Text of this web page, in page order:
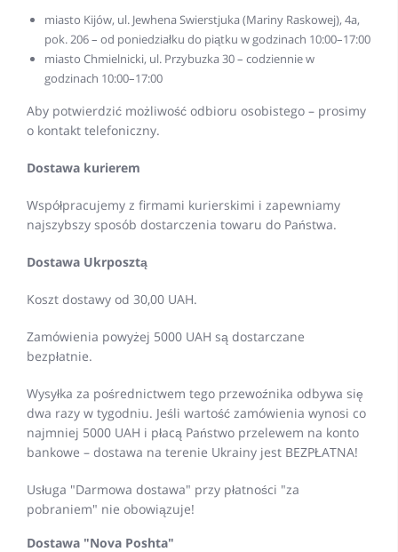
miasto Kijów, ul. Jewhena Swierstjuka (Mariny Raskowej), 4a,
pok. 206 – od poniedziałku do piątku w godzinach 10:00–17:00
miasto Chmielnicki, ul. Przybuzka 30 – codziennie w
godzinach 10:00–17:00
Aby potwierdzić możliwość odbioru osobistego – prosimy
o kontakt telefoniczny.
Dostawa kurierem
Współpracujemy z firmami kurierskimi i zapewniamy
najszybszy sposób dostarczenia towaru do Państwa.
Dostawa Ukrposztą
Koszt dostawy od 30,00 UAH.
Zamówienia powyżej 5000 UAH są dostarczane
bezpłatnie.
Wysyłka za pośrednictwem tego przewoźnika odbywa się
dwa razy w tygodniu. Jeśli wartość zamówienia wynosi co
najmniej 5000 UAH i płacą Państwo przelewem na konto
bankowe – dostawa na terenie Ukrainy jest BEZPŁATNA!
Usługa "Darmowa dostawa" przy płatności "za
pobraniem" nie obowiązuje!
Dostawa "Nova Poshta"